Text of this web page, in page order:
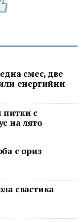
смес, две
енергийни
питки с
на лято
с ориз
свастика